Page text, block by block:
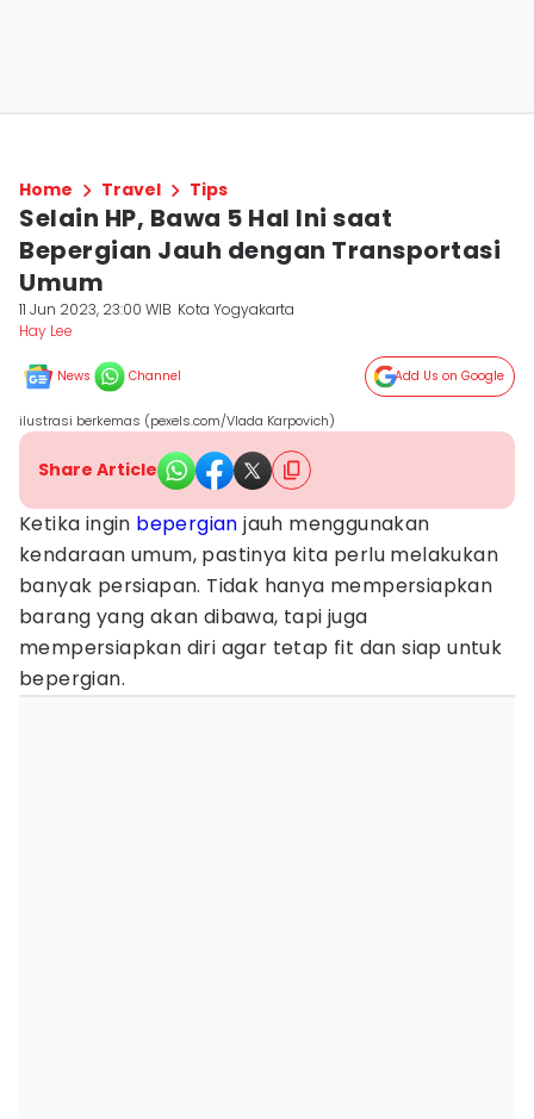
Home Travel Tips
Selain HP, Bawa 5 Hal Ini saat
Bepergian Jauh dengan Transportasi
Umum
11 Jun 2023, 23:00 WIB Kota Yogyakarta
Hay Lee
News Channel Add Us on Google
ilustrasi berkemas (pexels.com/Vlada Karpovich)
Share Article
Ketika ingin bepergian jauh menggunakan
kendaraan umum, pastinya kita perlu melakukan
banyak persiapan. Tidak hanya mempersiapkan
barang yang akan dibawa, tapi juga
mempersiapkan diri agar tetap fit dan siap untuk
bepergian.